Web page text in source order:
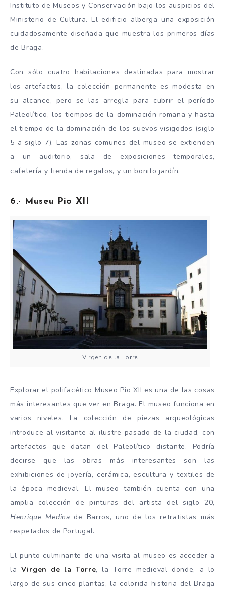
Instituto de Museos y Conservación bajo los auspicios del
Ministerio de Cultura. El edificio alberga una exposición
cuidadosamente diseñada que muestra los primeros días
de Braga.
Con sólo cuatro habitaciones destinadas para mostrar
los artefactos, la colección permanente es modesta en
su alcance, pero se las arregla para cubrir el período
Paleolítico, los tiempos de la dominación romana y hasta
el tiempo de la dominación de los suevos visigodos (siglo
5 a siglo 7). Las zonas comunes del museo se extienden
a un auditorio, sala de exposiciones temporales,
cafetería y tienda de regalos, y un bonito jardín.
6.- Museu Pio XII
Virgen de la Torre
Explorar el polifacético Museo Pio XII es una de las cosas
más interesantes que ver en Braga. El museo funciona en
varios niveles. La colección de piezas arqueológicas
introduce al visitante al ilustre pasado de la ciudad, con
artefactos que datan del Paleolítico distante. Podría
decirse que las obras más interesantes son las
exhibiciones de joyería, cerámica, escultura y textiles de
la época medieval. El museo también cuenta con una
amplia colección de pinturas del artista del siglo 20,
Henrique Medina de Barros, uno de los retratistas más
respetados de Portugal.
El punto culminante de una visita al museo es acceder a
la Virgen de la Torre, la Torre medieval donde, a lo
largo de sus cinco plantas, la colorida historia del Braga